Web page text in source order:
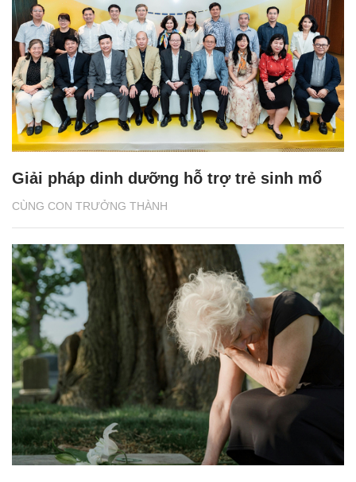
CÙNG CON TRƯỞNG THÀNH
Giải pháp dinh dưỡng hỗ trợ trẻ sinh mổ